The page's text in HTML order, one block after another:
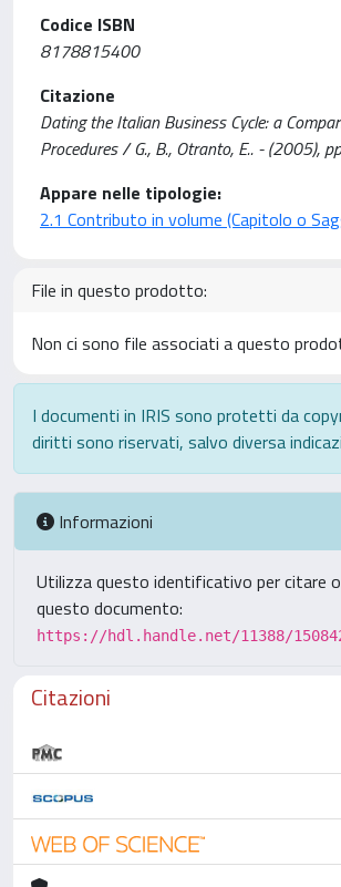
Codice ISBN
8178815400
Citazione
Dating the Italian Business Cycle: a
Procedures / G., B., Otranto, E.. - (2005),
Appare nelle tipologie:
2.1 Contributo in volume (Capitolo o
File in questo prodotto:
Non ci sono file associati a questo
I documenti in IRIS sono protetti da
diritti sono riservati, salvo diversa
Informazioni
Utilizza questo identificativo per citare o
questo documento:
https://hdl.handle.net/11388/
Citazioni